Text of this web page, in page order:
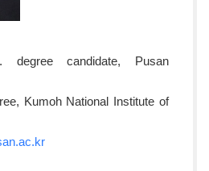
degree candidate, Pusan
Kumoh National Institute of